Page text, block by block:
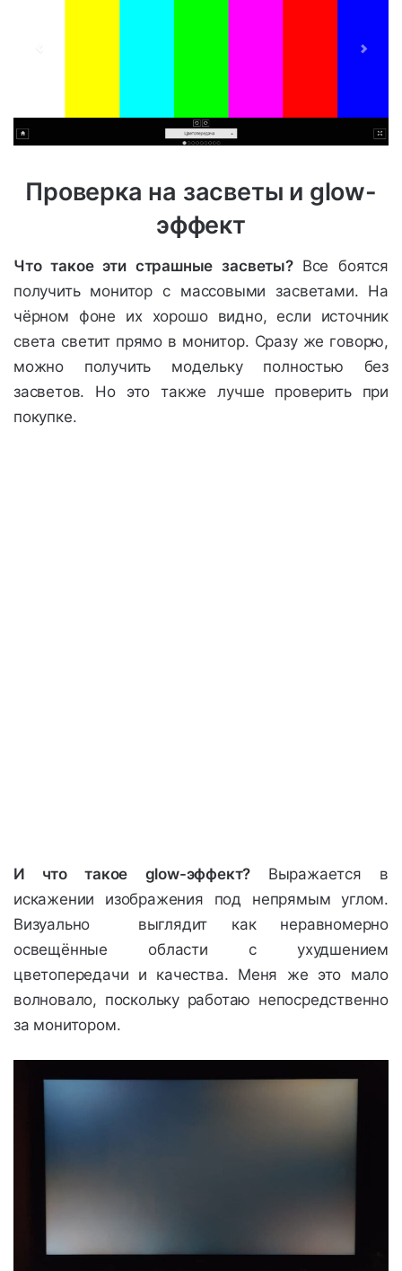
Проверка на засветы и glow-
эффект
Что такое эти страшные засветы? Все боятся
получить монитор с массовыми засветами. На
чёрном фоне их хорошо видно, если источник
света светит прямо в монитор. Сразу же говорю,
можно получить модельку полностью без
засветов. Но это также лучше проверить при
покупке.
И что такое glow-эффект? Выражается в
искажении изображения под непрямым углом.
Визуально выглядит как неравномерно
освещённые области с ухудшением
цветопередачи и качества. Меня же это мало
волновало, поскольку работаю непосредственно
за монитором.